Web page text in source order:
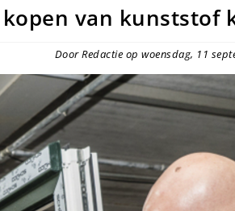
van kunststof
Door Redactie op woensdag, 11